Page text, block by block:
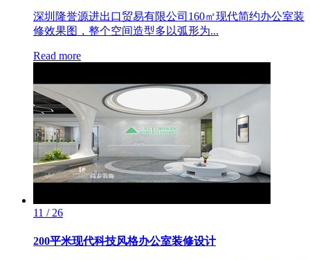
深圳隆誉源进出口贸易有限公司160㎡现代简约办公室装
修效果图，整个空间造型多以弧形为...
Read more
11 / 26
200平米现代科技风格办公室装修设计